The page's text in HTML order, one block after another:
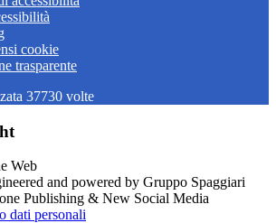
cookie
trasparente
37730 volte
and powered by Gruppo Spaggiari
Publishing & New Social Media
dati personali